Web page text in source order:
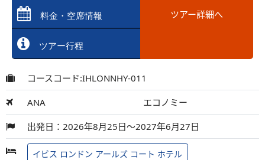
料金・空席情報
ツアー行程
ツアー詳細へ
コースコード:IHLONNHY-011
ANA エコノミー
出発日：2026年8月25日～2027年6月27日
イビス ロンドン アールズ コート ホテル